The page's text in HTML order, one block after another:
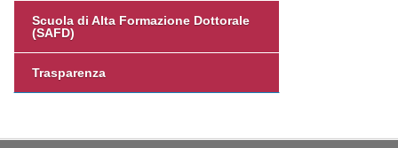
Scuola di Alta Formazione Dottorale
(SAFD)
Trasparenza